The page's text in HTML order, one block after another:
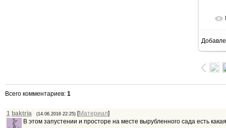
Всего комментариев: 1
1 baktria (14.06.2016 22:25)[Материал]
В этом запустении и просторе на месте вырубленного сада есть